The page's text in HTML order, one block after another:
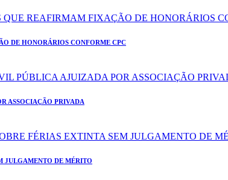
DE HONORÁRIOS CONFORME CPC
ASSOCIAÇÃO PRIVADA
JULGAMENTO DE MÉRITO